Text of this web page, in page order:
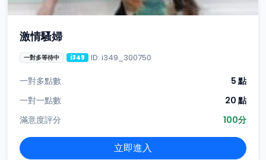
激情騷婦
一對多等待中 i349 ID: i349_300750
一對多點數
5 點
一對一點數
20 點
滿意度評分
100分
立即進入